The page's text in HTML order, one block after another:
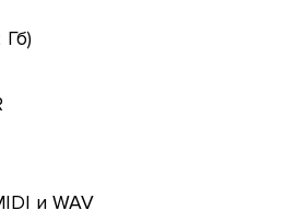
и WAV